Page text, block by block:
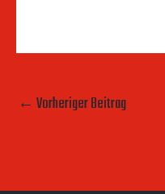
← Vorheriger Beitrag